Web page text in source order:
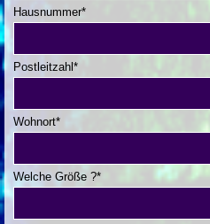
Hausnummer*
Postleitzahl *
Wohnort*
Welche Größe ?*